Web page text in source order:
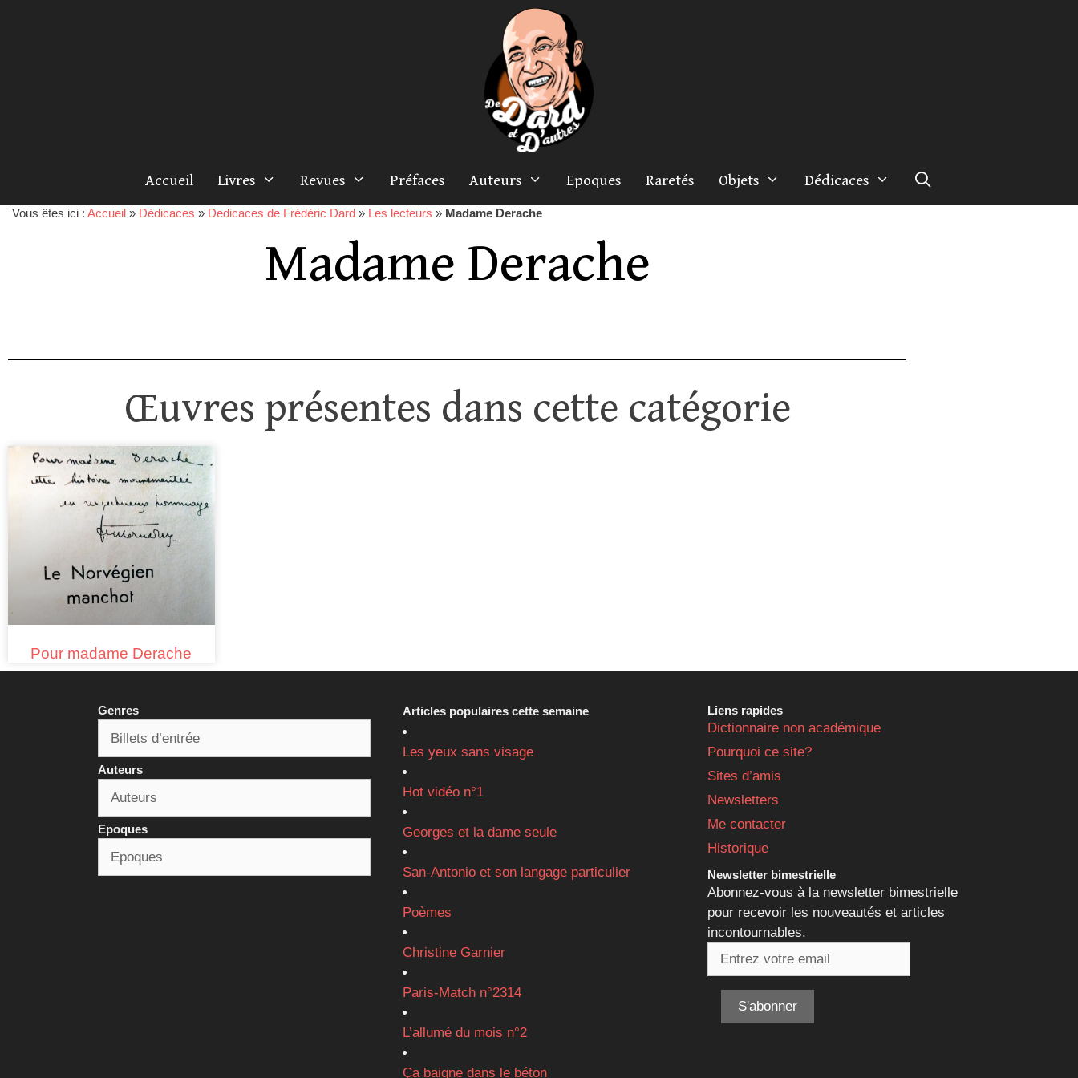
Accueil Livres Revues Préfaces Auteurs Epoques Raretés Objets Dédicaces
Vous êtes ici : Accueil » Dédicaces » Dedicaces de Frédéric Dard » Les lecteurs » Madame Derache
Madame Derache
Œuvres présentes dans cette catégorie
Pour madame Derache
Genres
Auteurs
Epoques
Articles populaires cette semaine
Les yeux sans visage
Hot vidéo n°1
Georges et la dame seule
San-Antonio et son langage particulier
Poèmes
Christine Garnier
Paris-Match n°2314
L’allumé du mois n°2
Ça baigne dans le béton
Liens rapides
Dictionnaire non académique
Pourquoi ce site?
Sites d’amis
Newsletters
Me contacter
Historique
Newsletter bimestrielle
Abonnez-vous à la newsletter bimestrielle
pour recevoir les nouveautés et articles
incontournables.